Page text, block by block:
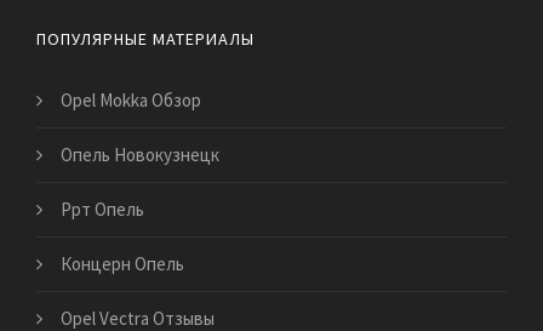
ПОПУЛЯРНЫЕ МАТЕРИАЛЫ
Opel Mokka Обзор
Опель Новокузнецк
Ррт Опель
Концерн Опель
Opel Vectra Отзывы